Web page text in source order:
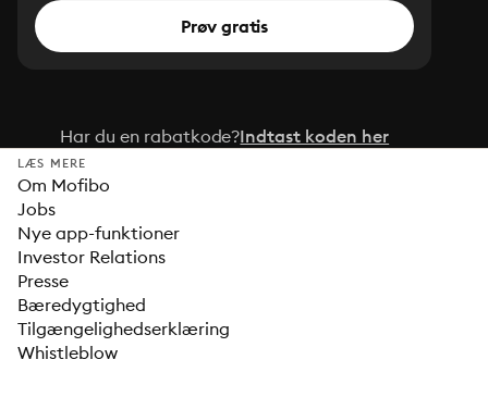
Prøv gratis
Har du en rabatkode?Indtast koden her
LÆS MERE
Om Mofibo
Jobs
Nye app-funktioner
Investor Relations
Presse
Bæredygtighed
Tilgængelighedserklæring
Whistleblow